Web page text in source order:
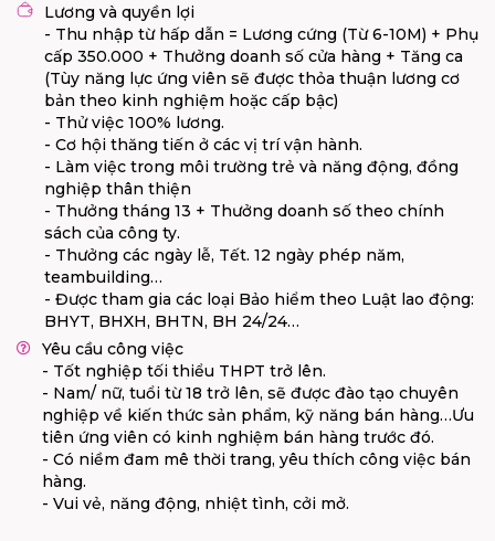
Lương và quyền lợi
- Thu nhập từ hấp dẫn = Lương cứng (Từ 6-10M) + Phụ
cấp 350.000 + Thưởng doanh số cửa hàng + Tăng ca
(Tùy năng lực ứng viên sẽ được thỏa thuận lương cơ
bản theo kinh nghiệm hoặc cấp bậc)
- Thử việc 100% lương.
- Cơ hội thăng tiến ở các vị trí vận hành.
- Làm việc trong môi trường trẻ và năng động, đồng
nghiệp thân thiện
- Thưởng tháng 13 + Thưởng doanh số theo chính
sách của công ty.
- Thưởng các ngày lễ, Tết. 12 ngày phép năm,
teambuilding…
- Được tham gia các loại Bảo hiểm theo Luật lao động:
BHYT, BHXH, BHTN, BH 24/24…
Yêu cầu công việc
- Tốt nghiệp tối thiểu THPT trở lên.
- Nam/ nữ, tuổi từ 18 trở lên, sẽ được đào tạo chuyên
nghiệp về kiến thức sản phẩm, kỹ năng bán hàng…Ưu
tiên ứng viên có kinh nghiệm bán hàng trước đó.
- Có niềm đam mê thời trang, yêu thích công việc bán
hàng.
- Vui vẻ, năng động, nhiệt tình, cởi mở.